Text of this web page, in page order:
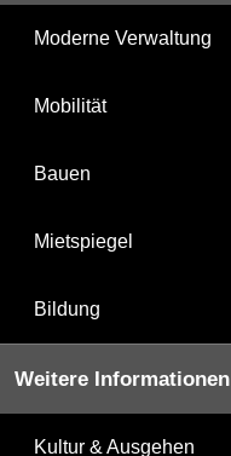
Moderne Verwaltung
Mobilität
Bauen
Mietspiegel
Bildung
Weitere Informationen
Kultur & Ausgehen